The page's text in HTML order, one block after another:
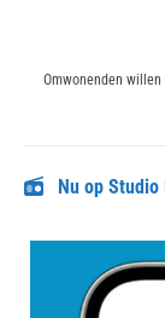
Next
Omwonenden
Nu op Studio